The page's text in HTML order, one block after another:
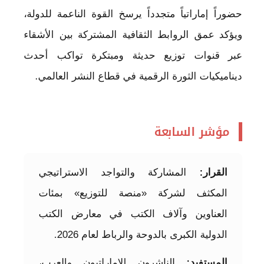
حضوراً إماراتياً متجدداً يرسخ القوة الناعمة للدولة،
ويؤكد عمق الروابط الثقافية المشتركة بين الأشقاء
عبر قنوات توزيع حديثة ومبتكرة تواكب أحدث
ديناميكيات الثورة الرقمية في قطاع النشر العالمي.
مؤشر السابعة
القرار: المشاركة والتواجد الاستراتيجي
المكثف لشركة «منصة للتوزيع» بمئات
العناوين وآلاف الكتب في معارض الكتب
الدولية الكبرى بالدوحة والرباط لعام 2026.